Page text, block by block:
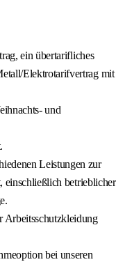
ein übertarifliches
Elektrotarifvertrag mit
und
Leistungen zur
einschließlich betrieblicher
Arbeitsschutzkleidung
bei unseren